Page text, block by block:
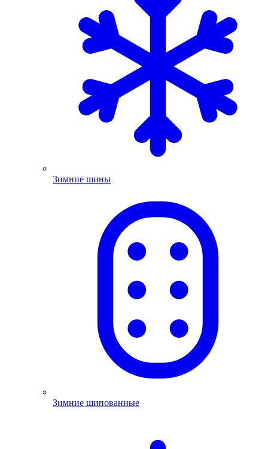
Зимние шины
Зимние шипованные